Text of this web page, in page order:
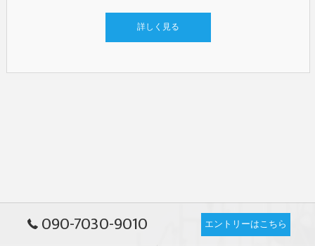
詳しく見る
090-7030-9010 エントリーはこちら